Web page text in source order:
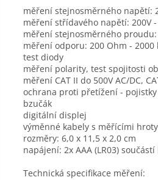
měření stejnosměrného napětí:
měření střídavého napětí: 200V
měření stejnosměrného
měření odporu: 200 Ohm - 2000
test diody
měření polarity, test spojitosti
měření CAT II do 500V AC/DC,
ochrana proti přetížení - pojistky
bzučák
digitální displej
výměnné kabely s měřícími
rozměry: 6,0 x 11,5 x 2,0 cm
napájení: 2x AAA (LR03)
Technická specifikace měření: